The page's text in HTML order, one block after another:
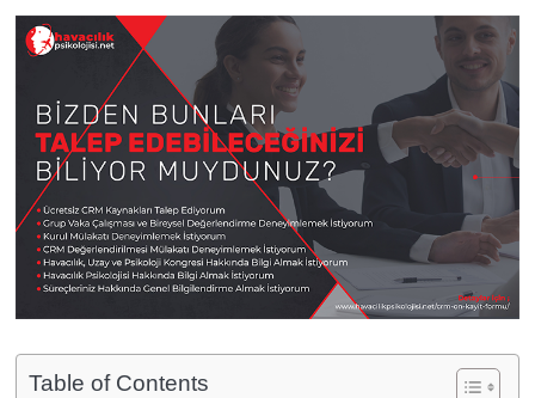
Table of Contents